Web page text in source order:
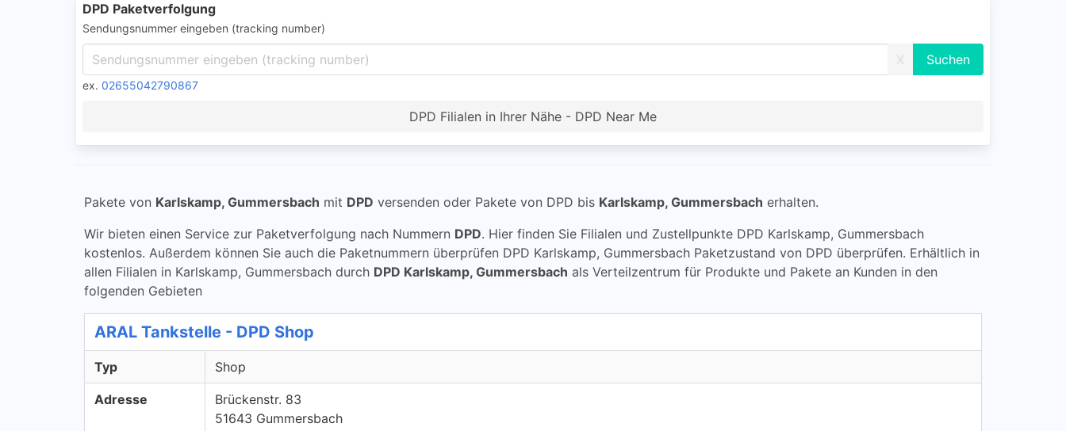
DPD Paketverfolgung
Sendungsnummer eingeben (tracking number)
X
ex. 02655042790867
DPD Filialen in Ihrer Nähe - DPD Near Me
Pakete von Karlskamp, Gummersbach mit DPD versenden oder Pakete von DPD bis Karlskamp, Gummersbach erhalten.
Wir bieten einen Service zur Paketverfolgung nach Nummern DPD. Hier finden Sie Filialen und Zustellpunkte DPD Karlskamp, Gummersbach
kostenlos. Außerdem können Sie auch die Paketnummern überprüfen DPD Karlskamp, Gummersbach Paketzustand von DPD überprüfen. Erhältlich in
allen Filialen in Karlskamp, Gummersbach durch DPD Karlskamp, Gummersbach als Verteilzentrum für Produkte und Pakete an Kunden in den
folgenden Gebieten
ARAL Tankstelle - DPD Shop
Typ Shop
Adresse
Brückenstr. 83
51643 Gummersbach